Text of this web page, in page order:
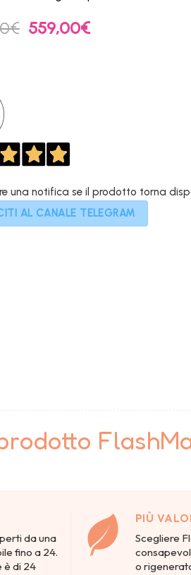
€ Il
prezzo
559,00€Il
prezzo
una notifica se il prodotto torna
AL CANALE TELEGRAM
da una
fino a 24.
è di 24
PIÙ
Scegliere
o